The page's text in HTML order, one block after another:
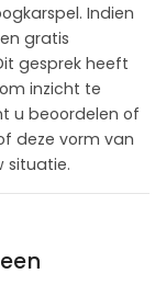
Indien
gratis
gesprek heeft
inzicht te
u beoordelen of
deze vorm van
situatie.